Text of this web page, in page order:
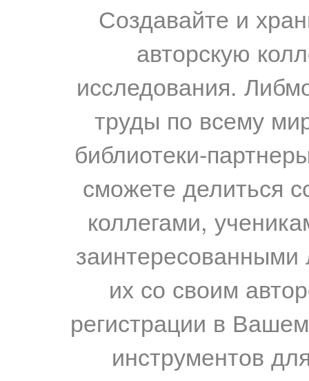
Создавайте и
авторскую
исследования.
труды по всему
библиотеки-
сможете делиться
коллегами,
их со своим
регистрации в
инструментов